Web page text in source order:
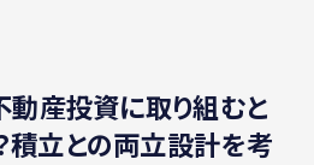
動産投資に取り組むと
積立との両立設計を考